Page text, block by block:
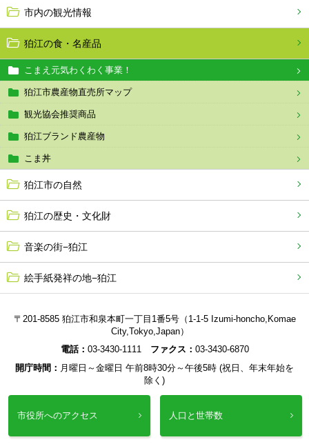
市内の観光情報
狛江の食・名産品
こまえ元気わくわく事業！
狛江市農産物直売所マップ
観光協会推奨商品
狛江ブランド農産物
こま丼
狛江市の自然
狛江の歴史・文化財
音楽の街−狛江
絵手紙発祥の地−狛江
〒201-8585 狛江市和泉本町一丁目1番5号（1-1-5 Izumi-honcho,Komae
City,Tokyo,Japan）
電話： 03-3430-1111 ファクス： 03-3430-6870
開庁時間： 月曜日～金曜日 午前8時30分～午後5時 (祝日、年末年始を
除く)
市役所へのアクセス 人口と世帯数